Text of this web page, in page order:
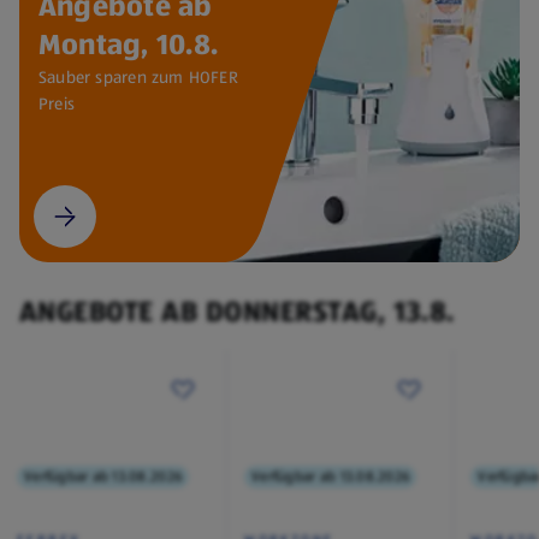
Montag, 10.8.
Sauber sparen zum HOFER
Preis
ANGEBOTE AB DONNERSTAG, 13.8.
Verfügbar ab 13.08.2026 Verfügbar ab 13.08.2026